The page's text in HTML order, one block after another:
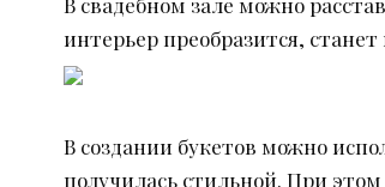
интерьер преобразится,
В создании букетов можно
получилась стильной. При